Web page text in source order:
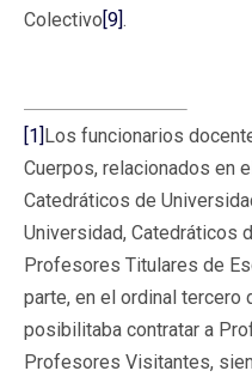
Colectivo[9].
[1]Los funcionarios
Cuerpos, relacionados en
Catedráticos de
Universidad, Catedráticos
Profesores Titulares de
parte, en el ordinal
posibilitaba contratar a
Profesores Visitantes,